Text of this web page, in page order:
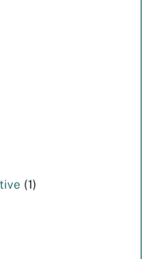
(1)